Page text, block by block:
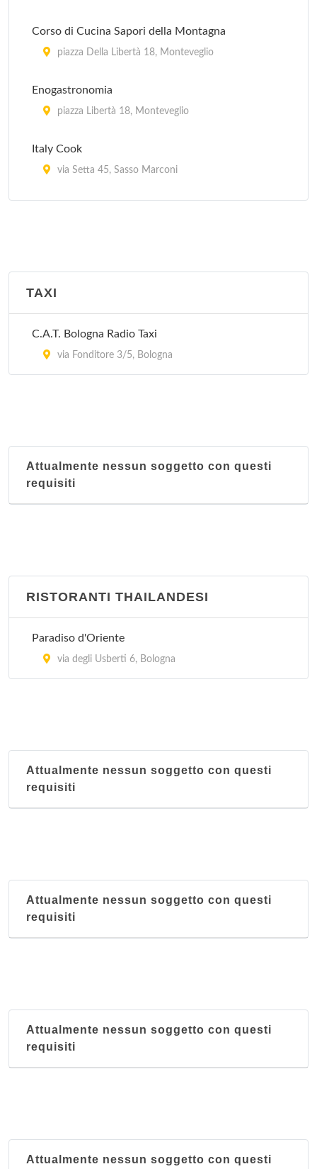
Corso di Cucina Sapori della Montagna
piazza Della Libertà 18, Monteveglio
Enogastronomia
piazza Libertà 18, Monteveglio
Italy Cook
via Setta 45, Sasso Marconi
via Gorizia 16, Bologna
TAXI
C.A.T. Bologna Radio Taxi
via Fonditore 3/5, Bologna
Attualmente nessun soggetto con questi
requisiti
RISTORANTI THAILANDESI
Paradiso d'Oriente
via degli Usberti 6, Bologna
Attualmente nessun soggetto con questi
requisiti
Attualmente nessun soggetto con questi
requisiti
Attualmente nessun soggetto con questi
requisiti
Attualmente nessun soggetto con questi